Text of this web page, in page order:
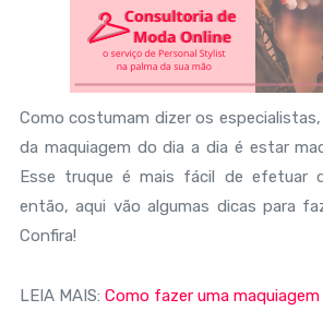
Como costumam dizer os
da maquiagem do dia a dia é estar
Esse truque é mais fácil de efetuar
então, aqui vão algumas dicas para
Confira!
LEIA MAIS: Como fazer uma